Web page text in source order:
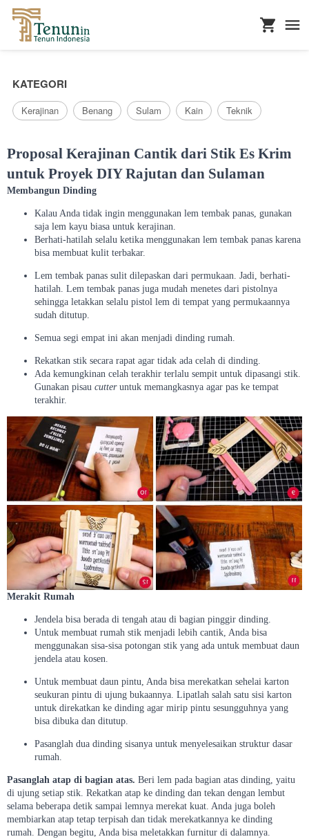
KATEGORI
Kerajinan Benang Sulam Kain Teknik
Proposal Kerajinan Cantik dari Stik Es Krim
untuk Proyek DIY Rajutan dan Sulaman
Membangun Dinding
Kalau Anda tidak ingin menggunakan lem tembak panas, gunakan
saja lem kayu biasa untuk kerajinan.
Berhati-hatilah selalu ketika menggunakan lem tembak panas karena
bisa membuat kulit terbakar.
Lem tembak panas sulit dilepaskan dari permukaan. Jadi, berhati-
hatilah. Lem tembak panas juga mudah menetes dari pistolnya
sehingga letakkan selalu pistol lem di tempat yang permukaannya
sudah ditutup.
Semua segi empat ini akan menjadi dinding rumah.
Rekatkan stik secara rapat agar tidak ada celah di dinding.
Ada kemungkinan celah terakhir terlalu sempit untuk dipasangi stik.
Gunakan pisau cutteruntuk memangkasnya agar pas ke tempat
terakhir.
Merakit Rumah
Jendela bisa berada di tengah atau di bagian pinggir dinding.
Untuk membuat rumah stik menjadi lebih cantik, Anda bisa
menggunakan sisa-sisa potongan stik yang ada untuk membuat daun
jendela atau kosen.
Untuk membuat daun pintu, Anda bisa merekatkan sehelai karton
seukuran pintu di ujung bukaannya. Lipatlah salah satu sisi karton
untuk direkatkan ke dinding agar mirip pintu sesungguhnya yang
bisa dibuka dan ditutup.
Pasanglah dua dinding sisanya untuk menyelesaikan struktur dasar
rumah.
Pasanglah atap di bagian atas. Beri lem pada bagian atas dinding, yaitu
di ujung setiap stik. Rekatkan atap ke dinding dan tekan dengan lembut
selama beberapa detik sampai lemnya merekat kuat. Anda juga boleh
membiarkan atap tetap terpisah dan tidak merekatkannya ke dinding
rumah. Dengan begitu, Anda bisa meletakkan furnitur di dalamnya.